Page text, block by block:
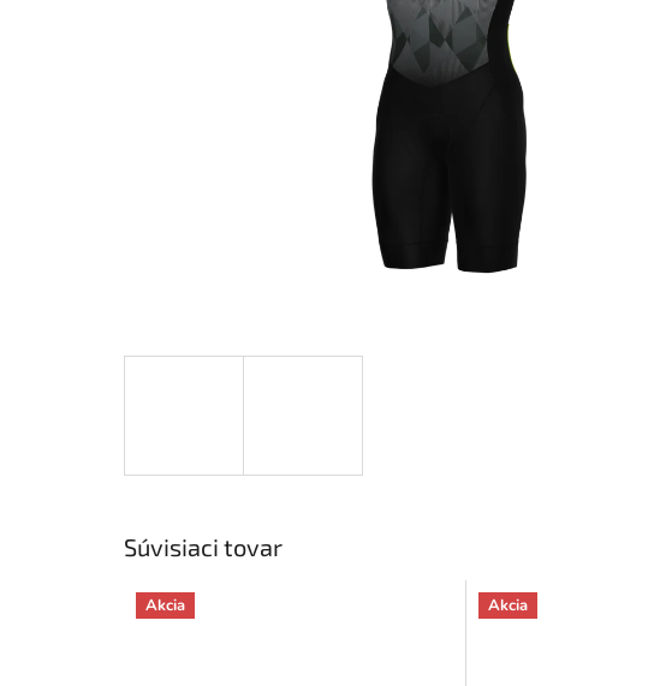
Súvisiaci tovar
Akcia Akcia